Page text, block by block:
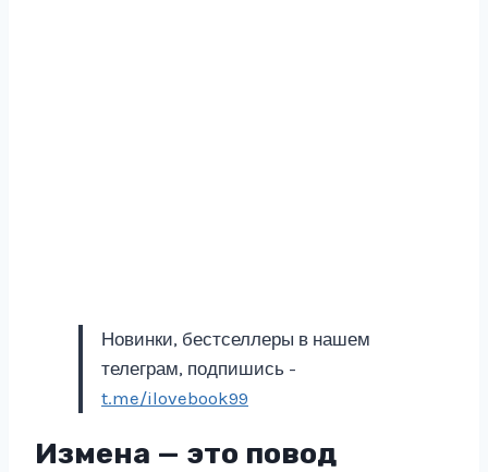
Новинки, бестселлеры в нашем
телеграм, подпишись -
t.me/ilovebook99
Измена — это повод